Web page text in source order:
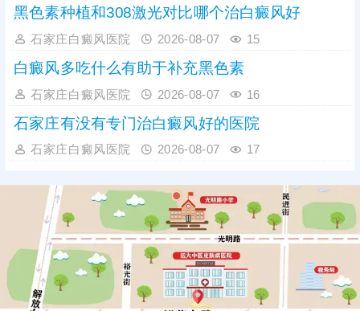
黑色素种植和308激光对比哪个治白癜风好
石家庄白癜风医院 2026-08-07 15
白癜风多吃什么有助于补充黑色素
石家庄白癜风医院 2026-08-07 16
石家庄有没有专门治白癜风好的医院
石家庄白癜风医院 2026-08-07 17